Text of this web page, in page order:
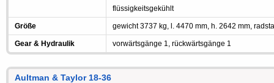
flüssigkeitsgekühlt
Größe gewicht 3737 kg, l. 4470 mm, h. 2642 mm,
Gear & Hydraulik vorwärtsgänge 1, rückwärtsgänge 1
Aultman & Taylor 18-36